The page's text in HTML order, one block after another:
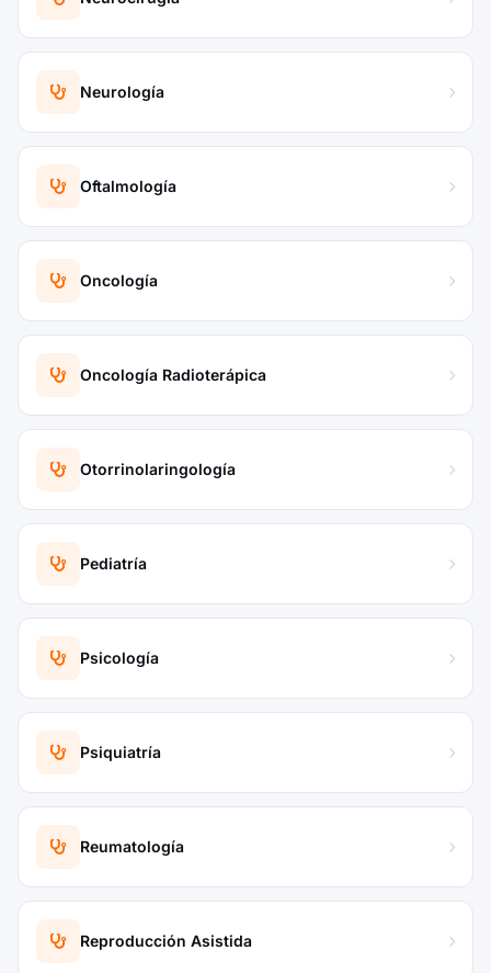
Neurología
Oftalmología
Oncología
Oncología Radioterápica
Otorrinolaringología
Pediatría
Psicología
Psiquiatría
Reumatología
Reproducción Asistida